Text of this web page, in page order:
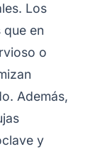
Los
en
o
Además,
y